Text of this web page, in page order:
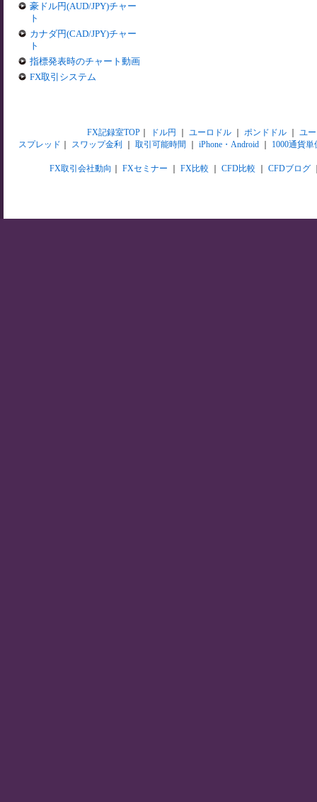
豪ドル円(AUD/JPY)チャー
ト
カナダ円(CAD/JPY)チャー
ト
指標発表時のチャート動画
FX取引システム
FX記録室TOP｜ ドル円 ユーロドル｜ ポンドドル｜ ユ
スプレッド
スワップ金利 取引可能時間 iPhone・Android 1000通貨単
FX取引会社動向 FXセミナー FX比較 CFD比較 CFDブログ